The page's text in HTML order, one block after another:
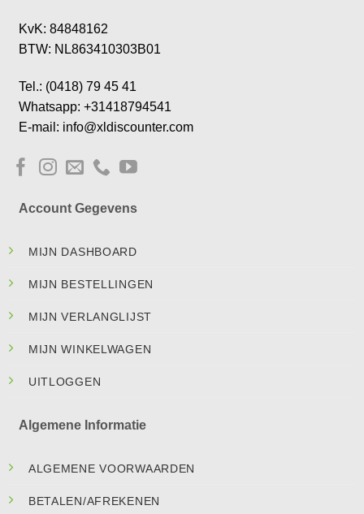
KvK: 84848162
BTW: NL863410303B01
Tel.: (0418) 79 45 41
Whatsapp: +31418794541
E-mail: info@xldiscounter.com
Account Gegevens
MIJN DASHBOARD
MIJN BESTELLINGEN
MIJN VERLANGLIJST
MIJN WINKELWAGEN
UITLOGGEN
Algemene Informatie
ALGEMENE VOORWAARDEN
BETALEN/AFREKENEN